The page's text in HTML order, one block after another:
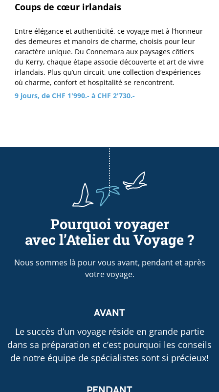
Coups de cœur irlandais
Entre élégance et authenticité, ce voyage met à l’honneur
des demeures et manoirs de charme, choisis pour leur
caractère unique. Du Connemara aux paysages côtiers
du Kerry, chaque étape associe découverte et art de vivre
irlandais. Plus qu’un circuit, une collection d’expériences
où charme, confort et hospitalité se rencontrent.
9 jours, de CHF 1'990.- à CHF 2'730.-
Pourquoi voyager
avec l’Atelier du Voyage ?
Nous sommes là pour vous avant, pendant et après
votre voyage.
AVANT
Le succès d’un voyage réside en grande partie
dans sa préparation et c’est pourquoi les conseils
de notre équipe de spécialistes sont si précieux!